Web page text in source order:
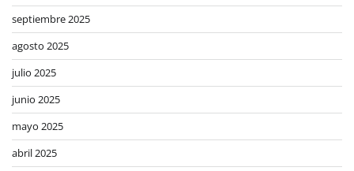
septiembre 2025
agosto 2025
julio 2025
junio 2025
mayo 2025
abril 2025